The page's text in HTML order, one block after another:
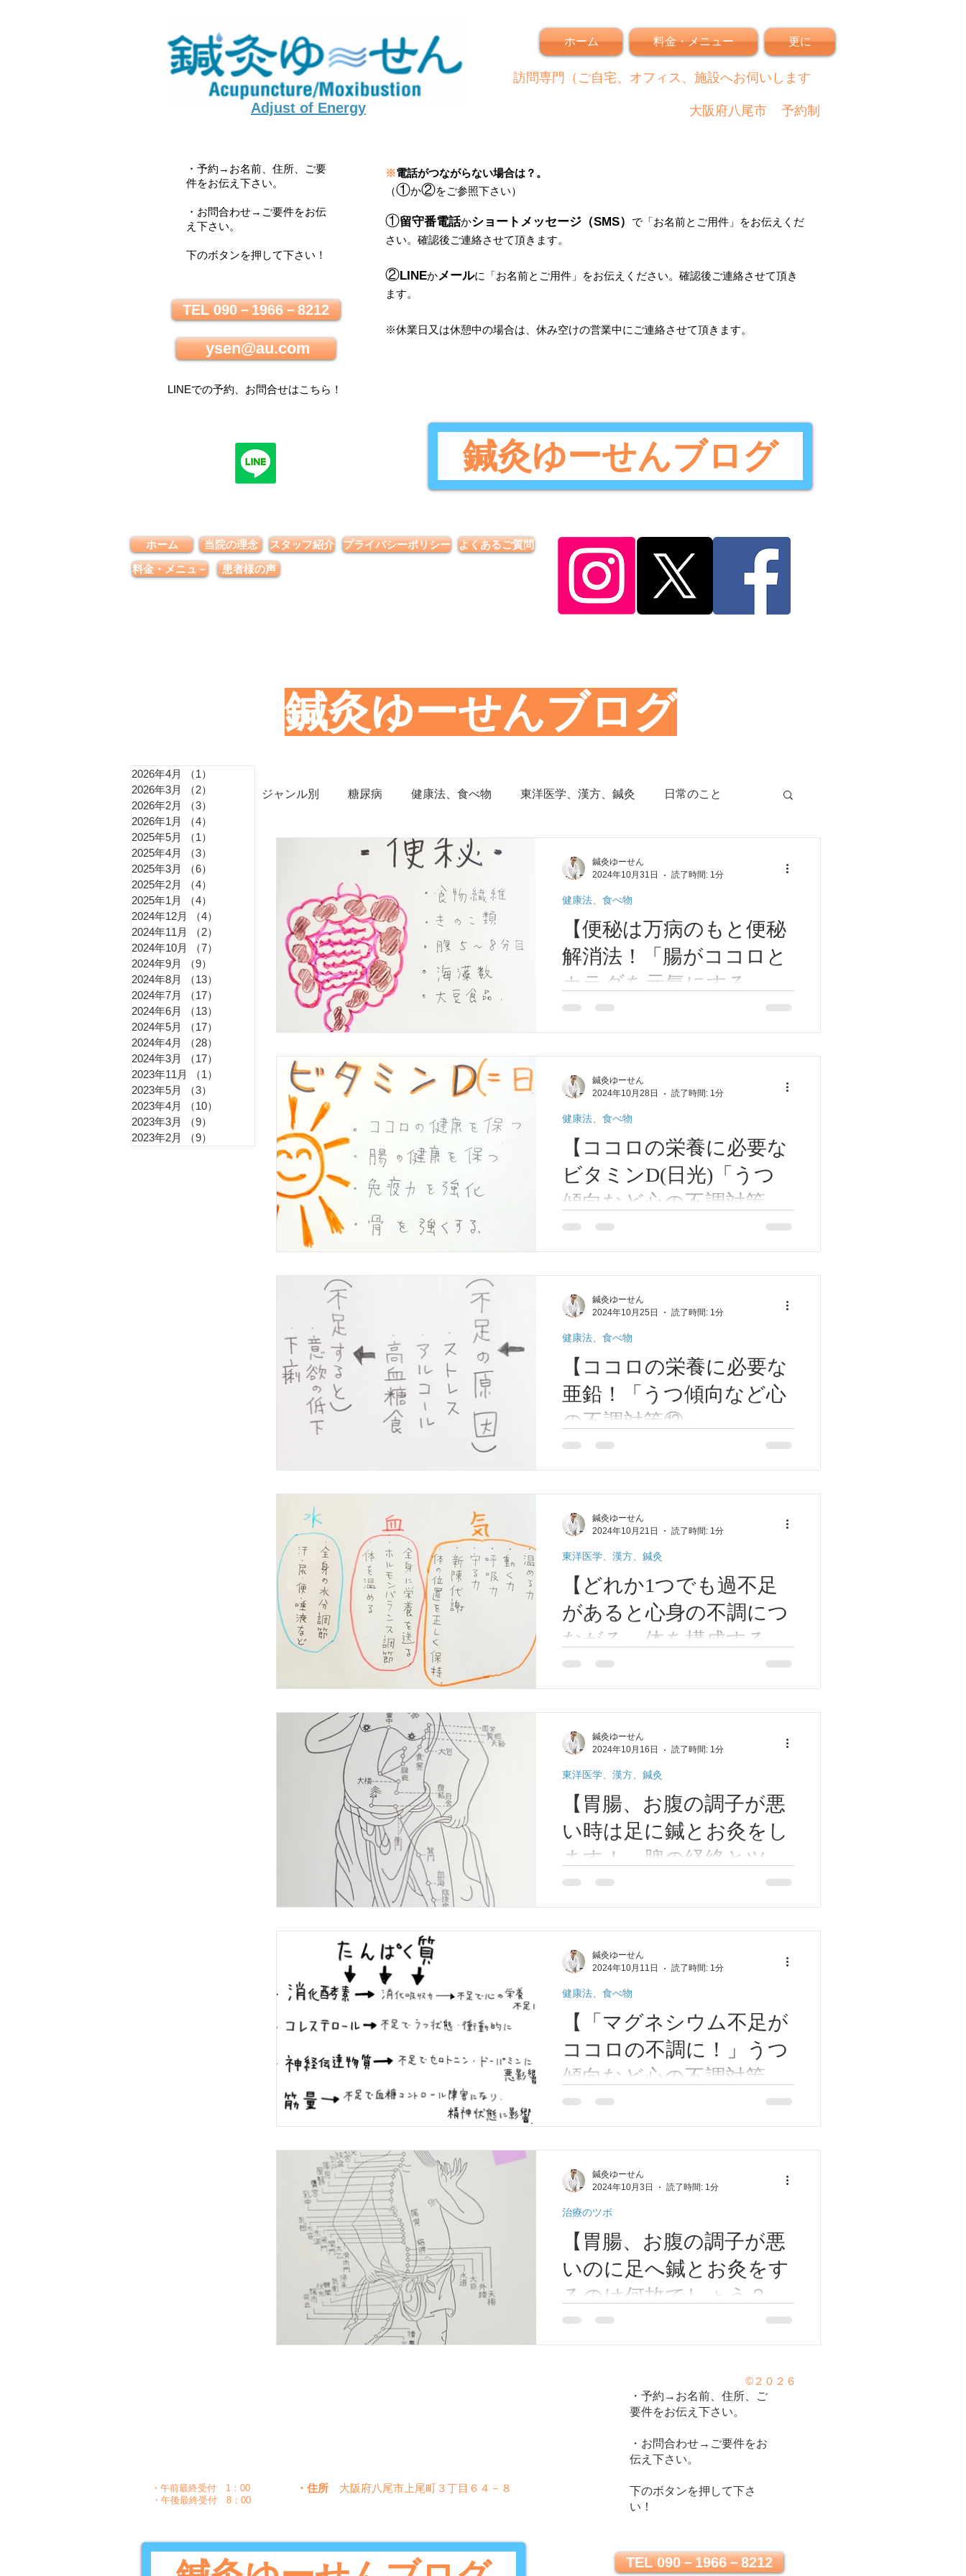
Adjust of Energy
ホーム 料金・メニュー 更に
訪問専門（ご自宅、オフィス、施設へお伺いします
大阪府八尾市 予約制
・予約→お名前、住所、ご要
件をお伝え下さい。
・お問合わせ→ご要件をお伝
え下さい。
下のボタンを押して下さい！
TEL 090－1966－8212
ysen@au.com
LINEでの予約、お問合せはこちら ！
※電話がつながらない場合は？。
（①か②をご参照下さい）
①留守番電話かショートメッセージ（SMS） で 「お名前とご用件 」
をお伝えくだ
さい。 確認後ご連絡させて頂きます。
②LINEかメールに 「お名前とご用件 」 をお伝えください。 確認後ご連絡させて頂き
ます。
​※休業日又は休憩中の場合は、休み空けの営業中にご連絡させて頂きます。
鍼灸ゆーせんブログ
ホーム 当院の理念
スタッフ紹介
料金・メニュ－
患者様の声
プライバシーポリシー よくあるご質問
​鍼灸ゆーせんブログ
2026年4月 （1）
2026年3月
（2）
2026年2月
（3）
2026年1月
（4）
2025年5月
（1）
2025年4月
（3）
2025年3月
（6）
2025年2月
（4）
2025年1月
（4）
2024年12月
（4）
2024年11月
（2）
2024年10月
（7）
2024年9月
（9）
2024年8月
（13）
2024年7月
（17）
2024年6月
（13）
2024年5月
（17）
2024年4月
（28）
2024年3月
（17）
2023年11月
（1）
2023年5月
（3）
2023年4月
（10）
2023年3月
（9）
2023年2月
（9）
ジャンル別 糖尿病 健康法、食べ物 東洋医学、漢方、鍼灸 日常のこと
からだの働き 背部痛、腰痛、下半身の痛み
血圧の症状 頭部の症状 小児の症状
花粉症(アレルギー性鼻炎） 脱毛症 顔面部の症状 耳鳴り、難聴
更年期障害
冷え性、のぼせ、むくみ 東洋医学について 呼吸器の症状、過呼吸、過換気症候群
痔（じ） リウマチ
【便秘は万病のもと便秘
解消法！「腸がココロと
カラダを元気にする
①」】
便秘は万病のもと便秘解消法！ 「腸がココ
ロとカラダを元気にする①」 便秘は腸内環
・便秘解消には食物繊維が大事です。 食物
繊維は腸の動きを促す働きがあります。...
健康法、食べ物
鍼灸ゆーせん
2024年10月31日
読了時間: 1分
【ココロの栄養に必要な
ビタミンD(日光)「うつ
傾向など心の不調対策
⑭」】
「ココロの栄養に必要なビタミンD(日光)」
うつ傾向など心の不調対策⑭ お菓子やジュ
や腸内環境も整います。 うつ傾向の他、パ
ニック障害、ADHD、不安神経症、自律神経
失調症などの症状も当てはまり...
健康法、食べ物
鍼灸ゆーせん
2024年10月28日
読了時間: 1分
【ココロの栄養に必要な
亜鉛！「うつ傾向など心
の不調対策⑬」
うつ傾向など心の不調対策⑬ 「ココロの栄
養に必要な亜鉛！」 お菓子やジュースをや
境も整います。 うつ傾向の他、パニック障
害、ADHD、不安神経症、自律神経失調症な
どの症状も当てはまります。...
健康法、食べ物
鍼灸ゆーせん
2024年10月25日
読了時間: 1分
【どれか1つでも過不足
があると心身の不調につ
ながる。体を構成する
「気」「血」「水」につ
いて】優しく学ぼう東洋
優しく学ぼう東洋医学① どれか1つでも過不
足があると心身の不調につながる。体を構成
とらえています。 これら「気、血、水」が
バランス良く整えば心身の健康な状態と言え
ます。...
東洋医学、漢方、鍼灸
鍼灸ゆーせん
2024年10月21日
読了時間: 1分
【胃腸、お腹の調子が悪
い時は足に鍼とお灸をし
ます！。脾の経絡とツ
ボ】経絡とツボ④
食欲不振、便秘下痢、腹部膨満感などの時は
「脾の経絡とツボ」に鍼灸治療をします。
時に、足のツボに鍼灸をする理由は、足に脾
の経絡とツボがあるためです。...
東洋医学、漢方、鍼灸
鍼灸ゆーせん
2024年10月16日
読了時間: 1分
【「マグネシウム不足が
ココロの不調に！」うつ
傾向など心の不調対策
⑫】大阪府/東大阪市/八
尾市/柏原市/近鉄八尾/河
学/ 自律神経失調症/鍼灸
ゆーせん
⑫うつ傾向など心の不調対策 「マグネシウ
ム不足がココロの不調に！」 お菓子やジュ
や腸内環境も整います。 うつ傾向の他、パ
ニック障害、ADHD、不安神経症、自律神経
失調症などの症状も当てはまります...
健康法、食べ物
鍼灸ゆーせん
2024年10月11日
読了時間: 1分
【胃腸、お腹の調子が悪
いのに足へ鍼とお灸をす
るのは何故でしょう？。
「胃の経絡とツボ」】大
阪府/東大阪市/八尾市/柏
原市/近鉄八尾/河内山本/
高安/恩智/東洋医学/ 自律
神経失調症/鍼灸ゆーせん
食欲不振、便秘下痢、腹部膨満感などの時は
「胃の経絡とツボ」に鍼灸治療をします。
つながっています。 胃腸の調子が悪い時
に、足のツボに鍼灸をする理由は、足に胃の
経絡とツボがあるためです。...
治療のツボ
鍼灸ゆーせん
2024年10月3日
読了時間: 1分
・午前最終受付 1：00
・午後最終受付 8：00
・予約→お名前、住所、ご
要件をお伝え下さい。
・お問合わせ→ご要件をお
伝え下さい。
下のボタンを押して下さ
い！
TEL 090－1966－8212
・住所 大阪府八尾市上尾町３丁目６４－８
©２０２６